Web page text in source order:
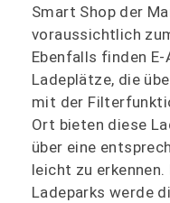
Smart Shop der
voraussichtlich
Ebenfalls finden
Ladeplätze, die
mit der
Ort bieten diese
über eine
leicht zu
Ladeparks werde